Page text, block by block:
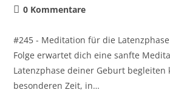
0 Kommentare
#245 - Meditation für die
Folge erwartet dich eine sanfte
Latenzphase deiner Geburt begleiten
besonderen Zeit, in…